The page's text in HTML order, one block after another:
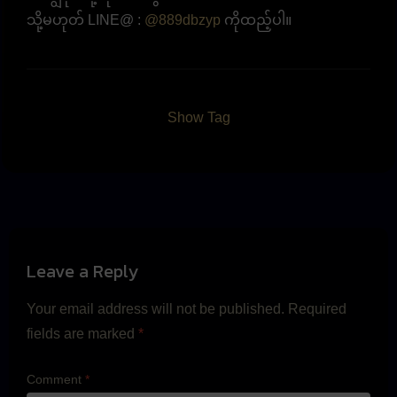
သို့မဟုတ် LINE@ : @889dbzyp ကိုထည့်ပါ။
Show Tag
Leave a Reply
Your email address will not be published. Required
fields are marked *
Comment *